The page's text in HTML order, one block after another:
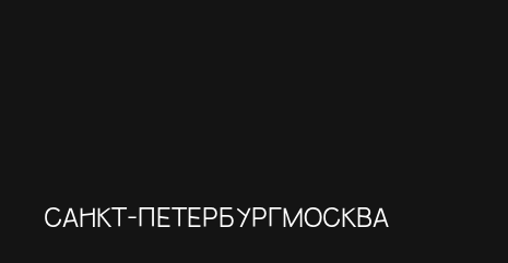
САНКТ-ПЕТЕРБУРГМОСКВА